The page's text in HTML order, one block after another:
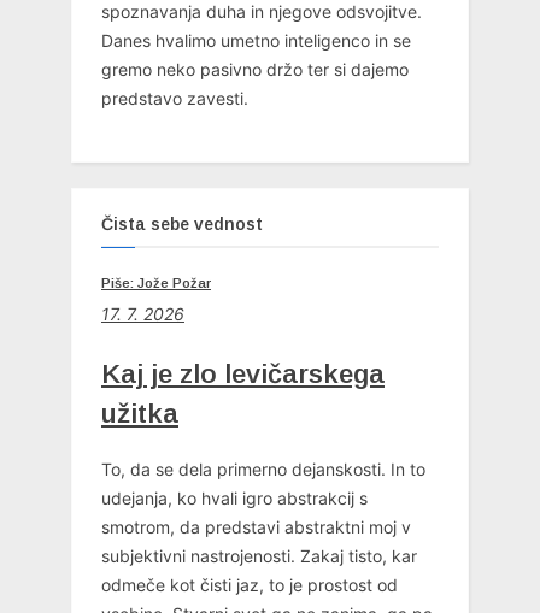
spoznavanja duha in njegove odsvojitve.
Danes hvalimo umetno inteligenco in se
gremo neko pasivno držo ter si dajemo
predstavo zavesti.
Čista sebe vednost
Piše: Jože Požar
17. 7. 2026
Kaj je zlo levičarskega
užitka
To, da se dela primerno dejanskosti. In to
udejanja, ko hvali igro abstrakcij s
smotrom, da predstavi abstraktni moj v
subjektivni nastrojenosti. Zakaj tisto, kar
odmeče kot čisti jaz, to je prostost od